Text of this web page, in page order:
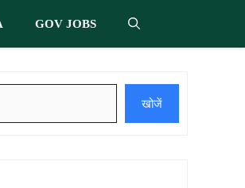
GOV JOBS
खोजें